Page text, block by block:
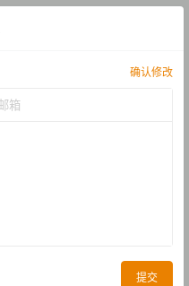
确认修改
提交